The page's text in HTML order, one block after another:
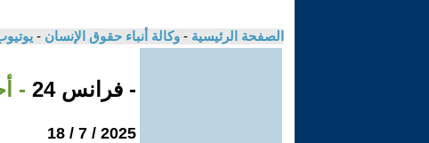
الصفحة الرئيسية - وكالة أنباء حقوق الإنسان -
- فرانس 24 -
2025 / 7 / 18